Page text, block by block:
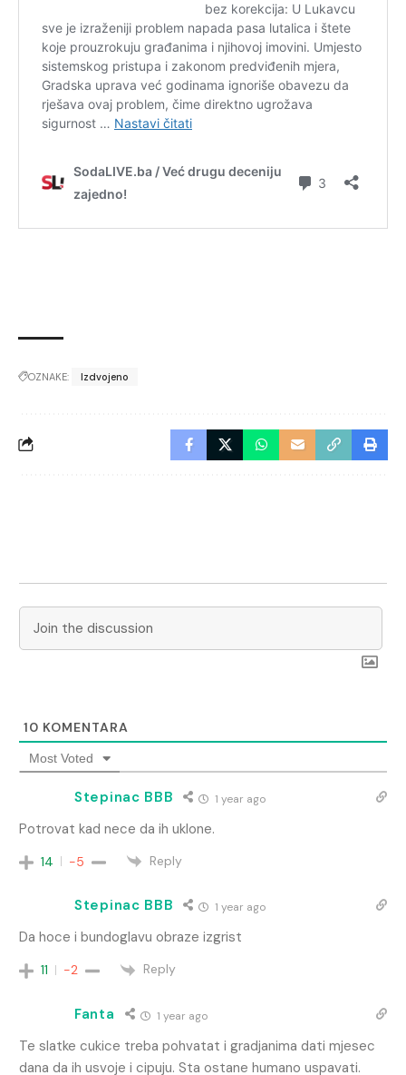
OZNAKE: Izdvojeno
10 KOMENTARA
Most Voted
Stepinac BBB 1 year ago
Potrovat kad nece da ih uklone.
14 -5 Reply
Stepinac BBB 1 year ago
Da hoce i bundoglavu obraze izgrist
11 -2 Reply
Fanta 1 year ago
Te slatke cukice treba pohvatat i gradjanima dati mjesec
dana da ih usvoje i cipuju. Sta ostane humano uspavati.